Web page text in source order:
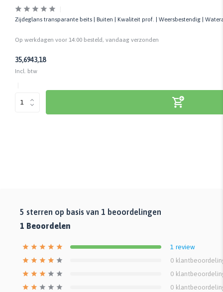
Zijdeglans transparante beits | Buiten | Kwaliteit prof. | Weersbestendig |
Op werkdagen voor 14:00 besteld, vandaag verzonden
35,6943,18
Incl. btw
5 sterren op basis van 1 beoordelingen
1 Beoordelen
1 review
0
0
0